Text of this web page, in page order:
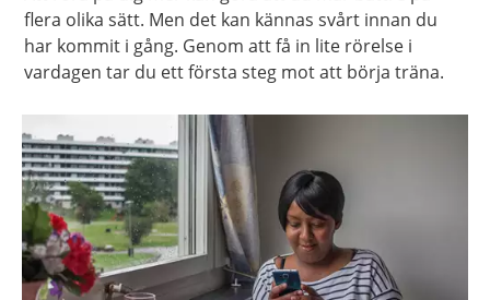
flera olika sätt. Men det kan kännas svårt innan du
har kommit i gång. Genom att få in lite rörelse i
vardagen tar du ett första steg mot att börja träna.